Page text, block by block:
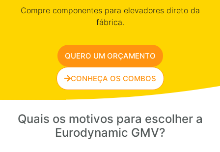
Compre componentes para elevadores direto da
fábrica.
QUERO UM ORÇAMENTO
CONHEÇA OS COMBOS
Quais os motivos para escolher a
Eurodynamic GMV?